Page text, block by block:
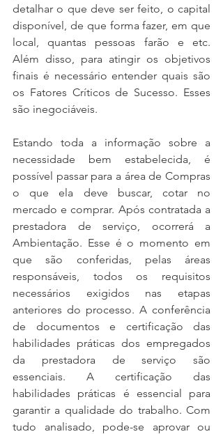
detalhar o que deve ser feito, o capital
disponível, de que forma fazer, em que
local, quantas pessoas farão e etc.
Além disso, para atingir os objetivos
finais é necessário entender quais são
os Fatores Críticos de Sucesso. Esses
são inegociáveis.
Estando toda a informação sobre a
necessidade bem estabelecida, é
possível passar para a área de Compras
o que ela deve buscar, cotar no
mercado e comprar. Após contratada a
prestadora de serviço, ocorrerá a
Ambientação. Esse é o momento em
que são conferidas, pelas áreas
responsáveis, todos os requisitos
necessários exigidos nas etapas
anteriores do processo. A conferência
de documentos e certificação das
habilidades práticas dos empregados
da prestadora de serviço são
essenciais. A certificação das
habilidades práticas é essencial para
garantir a qualidade do trabalho. Com
tudo analisado, pode-se aprovar ou